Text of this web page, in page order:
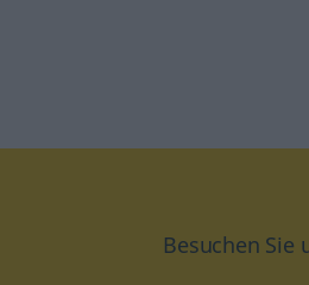
Besuchen Sie